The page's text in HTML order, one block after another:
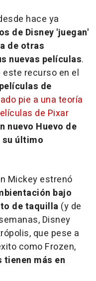
hace ya
de Disney 'juegan'
de otras
nuevas películas.
este recurso en el
de
pie a una teoría
de Pixar
nuevo Huevo de
su último
Mickey estrenó
bajo
de taquilla (y de
Disney
, que pese a
como Frozen,
tienen más en